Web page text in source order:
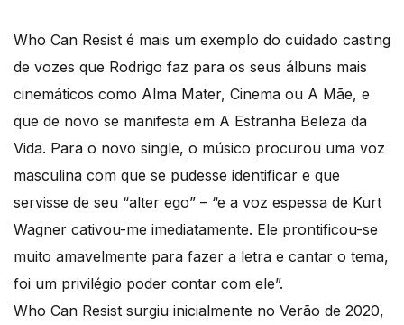
Who Can Resist é mais um exemplo do cuidado casting
de vozes que Rodrigo faz para os seus álbuns mais
cinemáticos como Alma Mater, Cinema ou A Mãe, e
que de novo se manifesta em A Estranha Beleza da
Vida. Para o novo single, o músico procurou uma voz
masculina com que se pudesse identificar e que
servisse de seu “alter ego” – “e a voz espessa de Kurt
Wagner cativou-me imediatamente. Ele prontificou-se
muito amavelmente para fazer a letra e cantar o tema,
foi um privilégio poder contar com ele”.
Who Can Resist surgiu inicialmente no Verão de 2020,